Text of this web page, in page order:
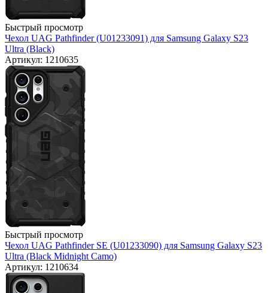
Быстрый просмотр
Чехол UAG Pathfinder (U01233091) для Samsung Galaxy S23
Ultra (Black)
Артикул: 1210635
Быстрый просмотр
Чехол UAG Pathfinder SE (U01233090) для Samsung Galaxy S23
Ultra (Black Midnight Camo)
Артикул: 1210634